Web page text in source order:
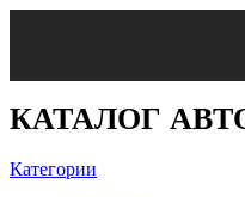
КАТАЛОГ
Категории